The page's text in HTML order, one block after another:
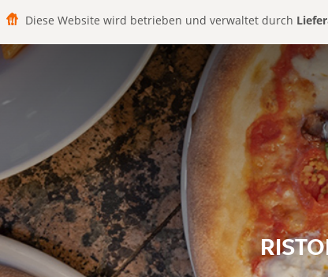
Diese Website wird betrieben und verwaltet durch